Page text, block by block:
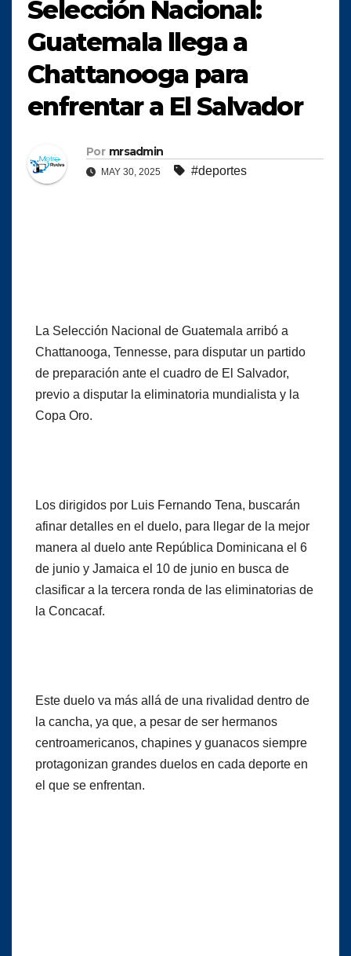
Selección Nacional:
Guatemala llega a
Chattanooga para
enfrentar a El Salvador
Por mrsadmin
MAY 30, 2025 #deportes
La Selección Nacional de Guatemala arribó a
Chattanooga, Tennesse, para disputar un partido
de preparación ante el cuadro de El Salvador,
previo a disputar la eliminatoria mundialista y la
Copa Oro.
Los dirigidos por Luis Fernando Tena, buscarán
afinar detalles en el duelo, para llegar de la mejor
manera al duelo ante República Dominicana el 6
de junio y Jamaica el 10 de junio en busca de
clasificar a la tercera ronda de las eliminatorias de
la Concacaf.
Este duelo va más allá de una rivalidad dentro de
la cancha, ya que, a pesar de ser hermanos
centroamericanos, chapines y guanacos siempre
protagonizan grandes duelos en cada deporte en
el que se enfrentan.